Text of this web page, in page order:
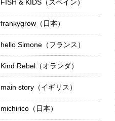
FISH & KIDS（スペイン）
frankygrow（日本）
hello Simone（フランス）
Kind Rebel（オランダ）
main story（イギリス）
michirico（日本）